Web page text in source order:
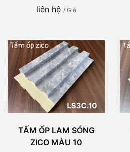
liên hệ / Giá
TẤM ỐP LAM SÓNG
ZICO MÀU 10